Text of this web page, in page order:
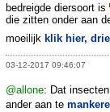
bedreigde diersoort is
die zitten onder aan
moeilijk klik hier,
03-12-2017 09:46:07
@allone: Dat
ander aan te